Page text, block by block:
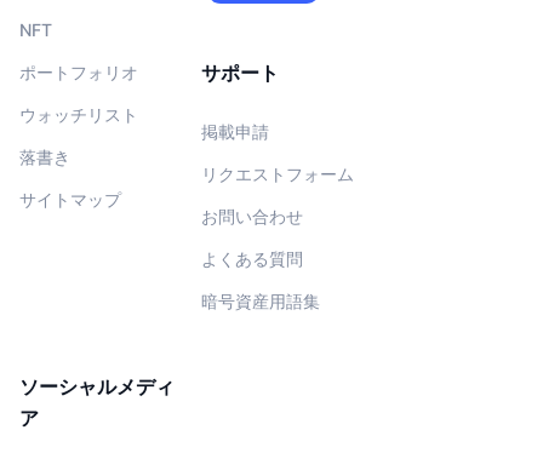
NFT
ポートフォリオ
ウォッチリスト
落書き
サイトマップ
サポート
掲載申請
リクエストフォーム
お問い合わせ
よくある質問
暗号資産用語集
ソーシャルメディ
ア